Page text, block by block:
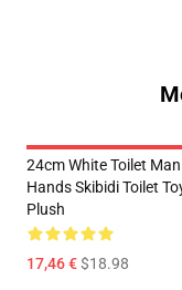
24cm White Toilet
Hands Skibidi Toilet
Plush
17,46 €$18.98